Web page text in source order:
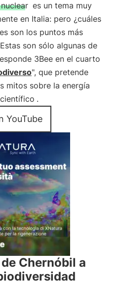
es un tema muy
en Italia: pero ¿cuáles
son los puntos más
son sólo algunas de
3Bee en el cuarto
", que pretende
mitos sobre la energía
.
YouTube
Chernóbil a